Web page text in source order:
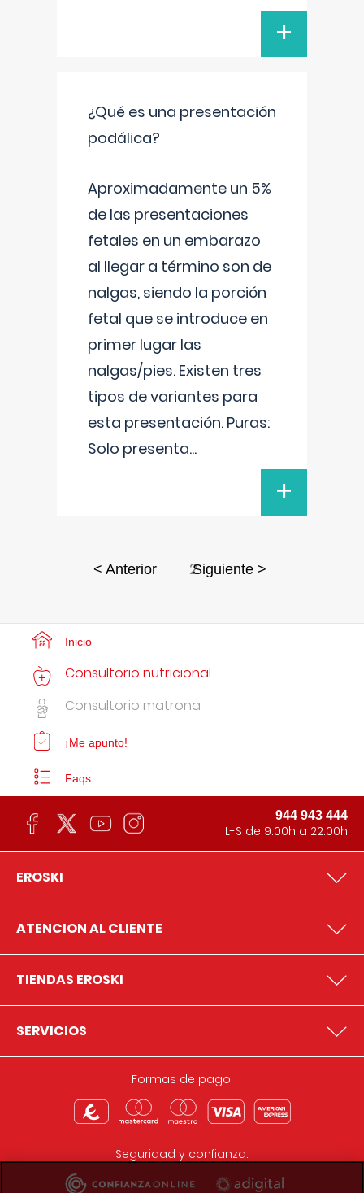
+
¿Qué es una presentación
podálica?
Aproximadamente un 5%
de las presentaciones
fetales en un embarazo
al llegar a término son de
nalgas, siendo la porción
fetal que se introduce en
primer lugar las
nalgas/pies. Existen tres
tipos de variantes para
esta presentación. Puras:
Solo presenta...
+
< Anterior 2Siguiente >
Inicio
Consultorio nutricional
Consultorio matrona
¡Me apunto!
Faqs
944 943 444
L-S de 9:00h a 22:00h
EROSKI
ATENCION AL CLIENTE
TIENDAS EROSKI
SERVICIOS
Formas de pago:
Seguridad y confianza: